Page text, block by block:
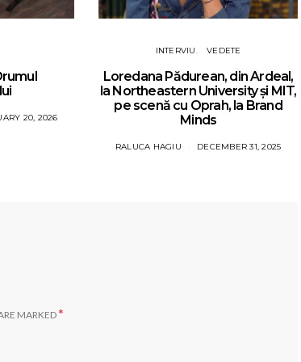
20, 2026
INTERVIU VEDETE
Loredana Pădurean, din Ardeal,
la Northeastern University și MIT,
pe scenă cu Oprah, la Brand
Minds
RALUCA HAGIU DECEMBER 31, 2025
MARKED*